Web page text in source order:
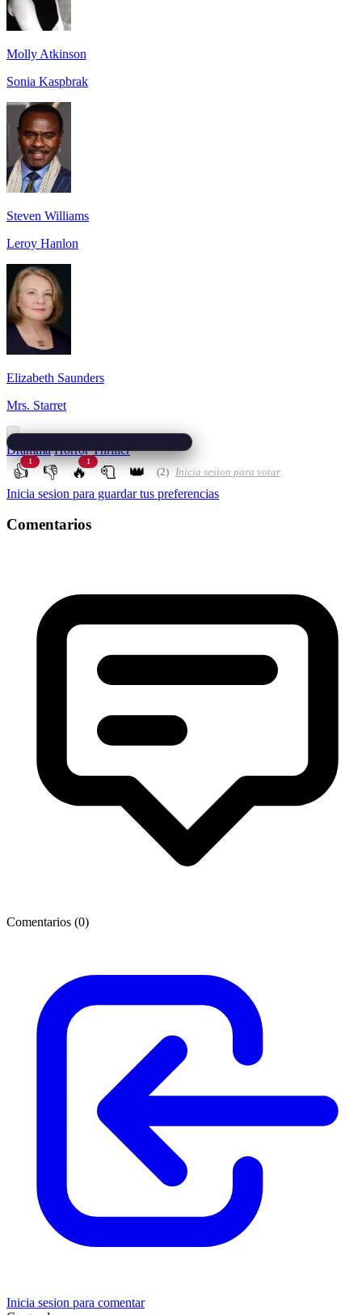
Molly Atkinson
Sonia Kaspbrak
Steven Williams
Leroy Hanlon
Elizabeth Saunders
Mrs. Starret
Dramma Horror Thriller
👍
1
👎 🔥
1
🧻 👑 (2) Inicia sesion para votar
Inicia sesion para guardar tus preferencias
Comentarios
Comentarios (0)
Inicia sesion para comentar